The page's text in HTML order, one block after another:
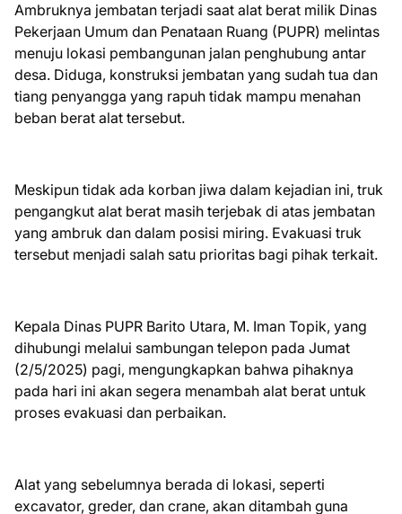
Ambruknya jembatan terjadi saat alat berat milik Dinas
Pekerjaan Umum dan Penataan Ruang (PUPR) melintas
menuju lokasi pembangunan jalan penghubung antar
desa. Diduga, konstruksi jembatan yang sudah tua dan
tiang penyangga yang rapuh tidak mampu menahan
beban berat alat tersebut.
Meskipun tidak ada korban jiwa dalam kejadian ini, truk
pengangkut alat berat masih terjebak di atas jembatan
yang ambruk dan dalam posisi miring. Evakuasi truk
tersebut menjadi salah satu prioritas bagi pihak terkait.
Kepala Dinas PUPR Barito Utara, M. Iman Topik, yang
dihubungi melalui sambungan telepon pada Jumat
(2/5/2025) pagi, mengungkapkan bahwa pihaknya
pada hari ini akan segera menambah alat berat untuk
proses evakuasi dan perbaikan.
Alat yang sebelumnya berada di lokasi, seperti
excavator, greder, dan crane, akan ditambah guna